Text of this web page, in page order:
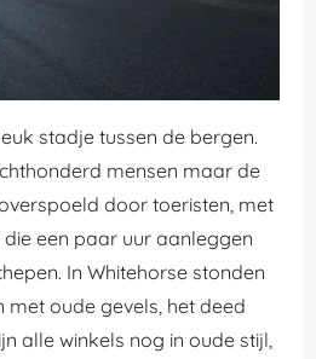
stadje tussen de bergen.
mensen maar de
door toeristen, met
een paar uur aanleggen
In Whitehorse stonden
oude gevels, het deed
alle winkels nog in oude stijl,